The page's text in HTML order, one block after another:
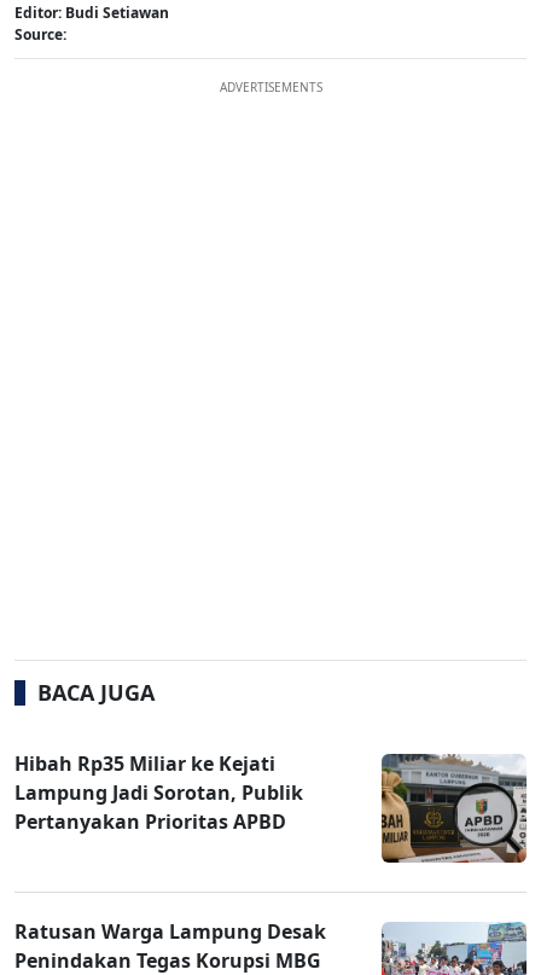
Editor: Budi Setiawan
Source:
ADVERTISEMENTS
BACA JUGA
Hibah Rp35 Miliar ke Kejati
Lampung Jadi Sorotan, Publik
Pertanyakan Prioritas APBD
Ratusan Warga Lampung Desak
Penindakan Tegas Korupsi MBG